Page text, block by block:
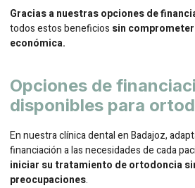
Gracias a nuestras opciones de
todos estos beneficios sin
económica.
Opciones de
disponibles para
En nuestra clínica dental en Badajoz,
financiación a las necesidades de cada
iniciar su tratamiento de ortodoncia
preocupaciones.